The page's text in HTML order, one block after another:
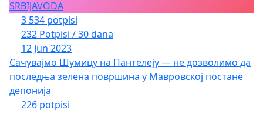
SRBIJAVODA
3 534 potpisi
232 Potpisi / 30 dana
12 Jun 2023
Сачувајмо Шумицу на Пантелеју — не дозволимо да
последња зелена површина у Мавровској постане
депонија
226 potpisi